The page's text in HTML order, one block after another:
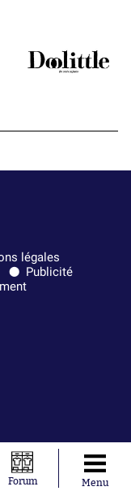
légales
Publicité
Forum Menu